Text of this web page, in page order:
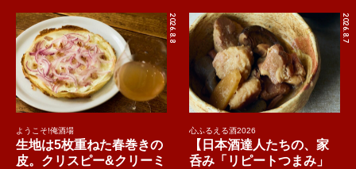
2026.8.8
ようこそ!俺酒場
生地は5枚重ねた春巻きの
皮。クリスピー&クリーミ
2026.8.7
心ふるえる酒2026
【日本酒達人たちの、家
呑み「リピートつまみ」